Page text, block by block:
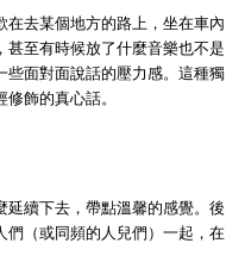
去某個地方的路上，坐在車內
至有時候放了什麼音樂也不是
些面對面說話的壓力感。這種獨
飾的真心話。
續下去，帶點溫馨的感覺。後
們（或同頻的人兒們）一起，在